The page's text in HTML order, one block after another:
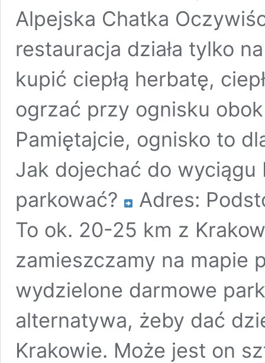
Alpejska Chatka
restauracja działa tylko
kupić ciepłą herbatę,
ogrzać przy ognisku
Pamiętajcie, ognisko to
Jak dojechać do
parkować?
Adres:
To ok. 20-25 km z
zamieszczamy na mapie
wydzielone darmowe
alternatywa, żeby dać
Krakowie. Może jest on